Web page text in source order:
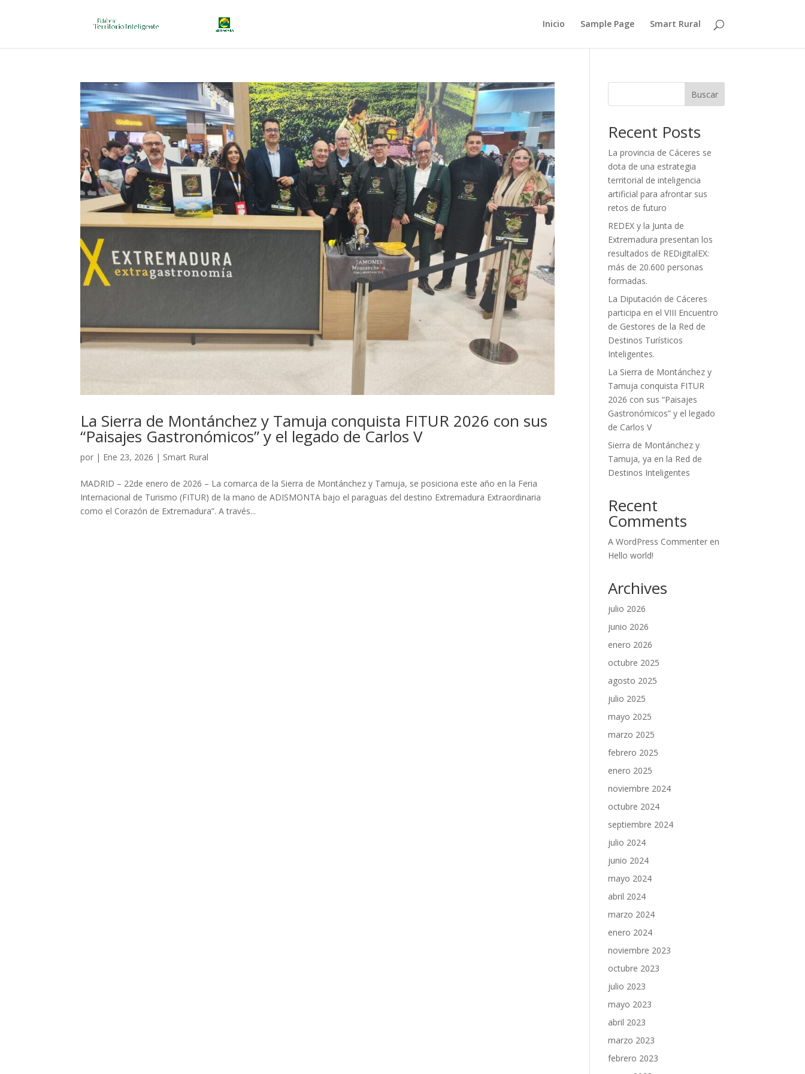
Inicio Sample Page Smart Rural
La Sierra de Montánchez y Tamuja conquista FITUR 2026 con sus
“Paisajes Gastronómicos” y el legado de Carlos V
por | Ene 23, 2026 | Smart Rural
MADRID – 22de enero de 2026 – La comarca de la Sierra de Montánchez y Tamuja, se posiciona este año en la Feria
Internacional de Turismo (FITUR) de la mano de ADISMONTA bajo el paraguas del destino Extremadura Extraordinaria
como el Corazón de Extremadura”. A través...
Buscar
Recent Posts
La provincia de Cáceres se
dota de una estrategia
territorial de inteligencia
artificial para afrontar sus
retos de futuro
REDEX y la Junta de
Extremadura presentan los
resultados de REDigitalEX:
más de 20.600 personas
formadas.
La Diputación de Cáceres
participa en el VIII Encuentro
de Gestores de la Red de
Destinos Turísticos
Inteligentes.
La Sierra de Montánchez y
Tamuja conquista FITUR
2026 con sus “Paisajes
Gastronómicos” y el legado
de Carlos V
Sierra de Montánchez y
Tamuja, ya en la Red de
Destinos Inteligentes
Recent
Comments
A WordPress Commenter en
Hello world!
Archives
julio 2026
junio 2026
enero 2026
octubre 2025
agosto 2025
julio 2025
mayo 2025
marzo 2025
febrero 2025
enero 2025
noviembre 2024
octubre 2024
septiembre 2024
julio 2024
junio 2024
mayo 2024
abril 2024
marzo 2024
enero 2024
noviembre 2023
octubre 2023
julio 2023
mayo 2023
abril 2023
marzo 2023
febrero 2023